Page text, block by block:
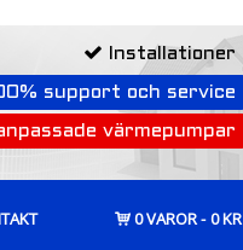
Installationer
support och service
värmepumpar
0 VAROR 0 KR